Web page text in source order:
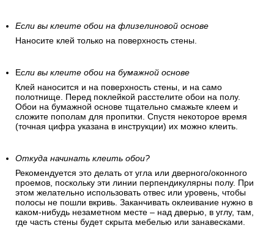
Если вы клеите обои на флизелиновой основе
Наносите клей только на поверхность стены.
Если вы клеите обои на бумажной основе
Клей наносится и на поверхность стены, и на само
полотнище. Перед поклейкой расстелите обои на полу.
Обои на бумажной основе тщательно смажьте клеем и
сложите пополам для пропитки. Спустя некоторое время
(точная цифра указана в инструкции) их можно клеить.
Откуда начинать клеить обои?
Рекомендуется это делать от угла или дверного/оконного
проемов, поскольку эти линии перпендикулярны полу. При
этом желательно использовать отвес или уровень, чтобы
полосы не пошли вкривь. Заканчивать оклеивание нужно в
каком-нибудь незаметном месте – над дверью, в углу, там,
где часть стены будет скрыта мебелью или занавесками.